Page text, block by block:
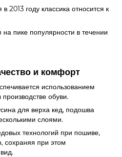
2013 году классика относится к
пике популярности в течении
и комфорт
использованием
обуви.
для верха кед, подошва
слоями.
технологий при пошиве,
сохраняя при этом